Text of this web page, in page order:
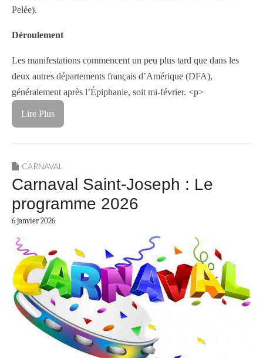
Pelée).
Déroulement
Les manifestations commencent un peu plus tard que dans les
deux autres départements français d’Amérique (DFA),
généralement après l’Épiphanie, soit mi-février. <p>
Lire Plus
CARNAVAL
Carnaval Saint-Joseph : Le
programme 2026
6 janvier 2026